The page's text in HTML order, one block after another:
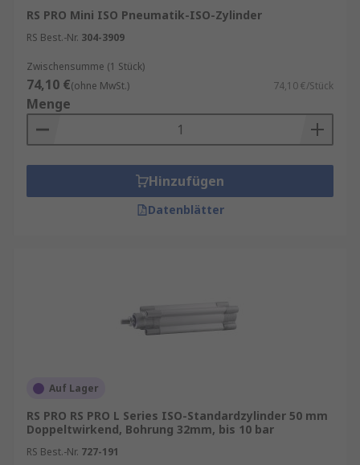
RS PRO Mini ISO Pneumatik-ISO-Zylinder
RS Best.-Nr. 304-3909
Zwischensumme (1 Stück)
74,10 €(ohne MwSt.) 74,10 €/Stück
Menge
Hinzufügen
Datenblätter
Auf Lager
RS PRO RS PRO L Series ISO-Standardzylinder 50 mm
Doppeltwirkend, Bohrung 32mm, bis 10 bar
RS Best.-Nr. 727-191